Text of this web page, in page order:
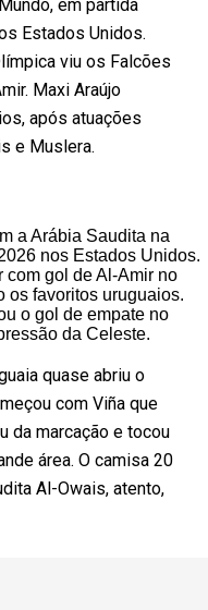
em partida
Estados Unidos.
viu os Falcões
Maxi Araújo
após atuações
e Muslera.
a Arábia Saudita na
nos Estados Unidos.
com gol de Al-Amir no
os favoritos uruguaios.
o gol de empate no
da Celeste.
quase abriu o
com Viña que
da marcação e tocou
área. O camisa 20
Al-Owais, atento,